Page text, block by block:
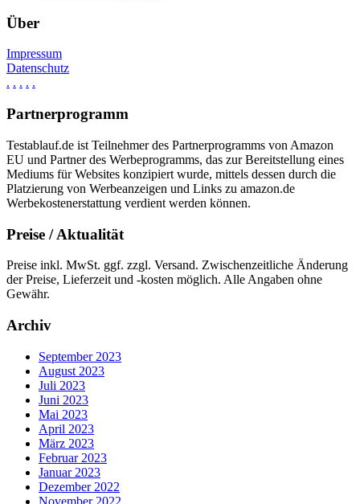
Über
Impressum
Datenschutz
. . . . .
Partnerprogramm
Testablauf.de ist Teilnehmer des Partnerprogramms von Amazon
EU und Partner des Werbeprogramms, das zur Bereitstellung eines
Mediums für Websites konzipiert wurde, mittels dessen durch die
Platzierung von Werbeanzeigen und Links zu amazon.de
Werbekostenerstattung verdient werden können.
Preise / Aktualität
Preise inkl. MwSt. ggf. zzgl. Versand. Zwischenzeitliche Änderung
der Preise, Lieferzeit und -kosten möglich. Alle Angaben ohne
Gewähr.
Archiv
September 2023
August 2023
Juli 2023
Juni 2023
Mai 2023
April 2023
März 2023
Februar 2023
Januar 2023
Dezember 2022
November 2022